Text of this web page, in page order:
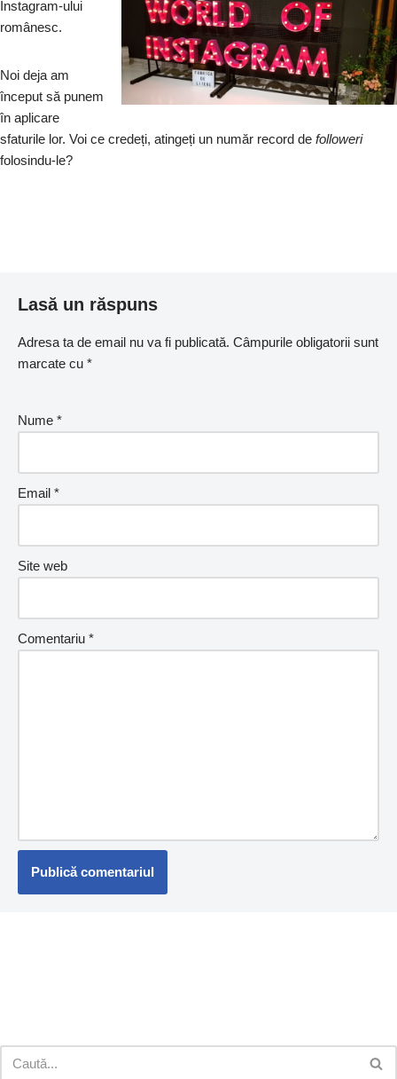
Instagram-ului
românesc.
Noi deja am
început să punem
în aplicare
sfaturile lor. Voi ce credeți, atingeți un număr record de followeri
folosindu-le?
Lasă un răspuns
Adresa ta de email nu va fi publicată. Câmpurile obligatorii sunt
marcate cu *
Nume *
Email *
Site web
Comentariu *